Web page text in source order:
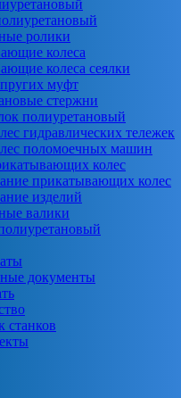
ролики
колеса
колеса сеялки
муфт
стержни
полиуретановый
гидравлических тележек
поломоечных машин
колес
прикатывающих колес
изделий
валики
документы
станков